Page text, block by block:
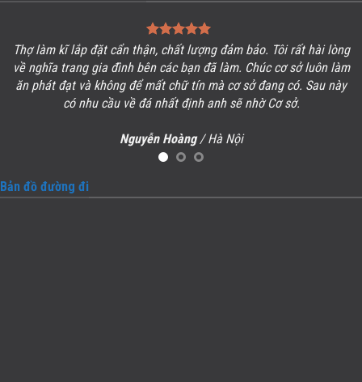
Thợ làm kĩ lắp đặt cẩn thận, chất lượng đảm bảo. Tôi rất hài lòng
về nghĩa trang gia đìnhbên các bạn đã làm. Chúc cơ sở luôn làm
ăn phát đạt và không để mất chữ tín mà cơ sở đang có. Sau này
có nhu cầu về đá nhất định anh sẽ nhờ Cơ sở.
Nguyễn Hoàng /Hà Nội
Bản đồ đường đi